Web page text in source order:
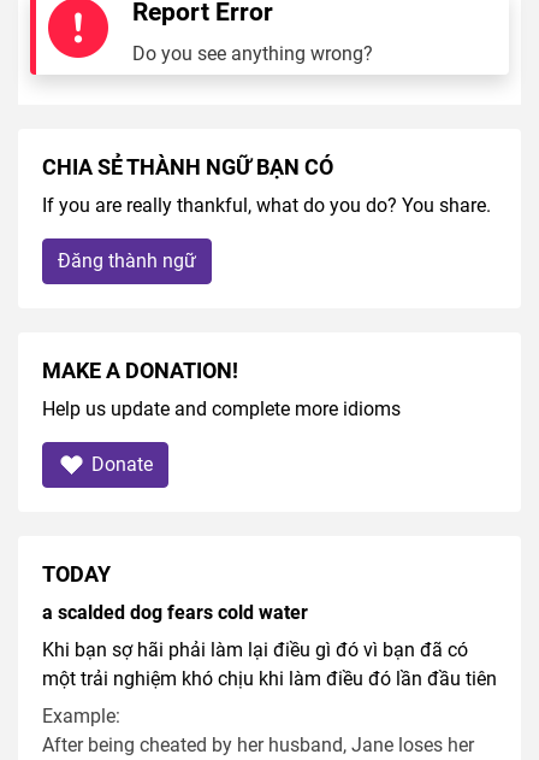
Report Error
Do you see anything wrong?
CHIA SẺ THÀNH NGỮ BẠN CÓ
If you are really thankful, what do you do? You share.
Đăng thành ngữ
MAKE A DONATION!
Help us update and complete more idioms
Donate
TODAY
a scalded dog fears cold water
Khi bạn sợ hãi phải làm lại điều gì đó vì bạn đã có
một trải nghiệm khó chịu khi làm điều đó lần đầu tiên
Example:
After being cheated by her husband, Jane loses her